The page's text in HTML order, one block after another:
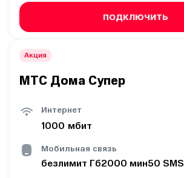
ПОДКЛЮЧИТЬ
Акция
МТС Дома Супер
Интернет
1000 мбит
Мобильная связь
безлимит Гб2000 мин50 SMS